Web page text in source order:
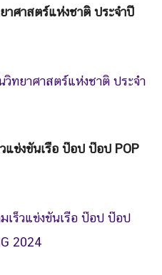
าศาสตร์แห่งชาติ ประจำปี
ทยาศาสตร์แห่งชาติ ประจำ
แข่งขันเรือ ป๊อป ป๊อป POP
เร็วแข่งขันเรือ ป๊อป ป๊อป
2024